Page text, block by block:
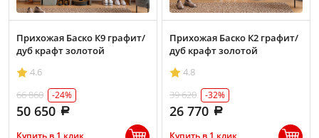
Прихожая Баско К9 графит/
дуб крафт золотой
4.6
66 860
-24%
50 650
Прихожая Баско К2 графит/
дуб крафт золотой
4.8
39 620
-32%
26 770